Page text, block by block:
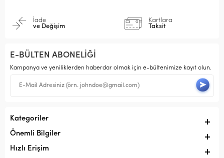
İade
ve Değişim
Kartlara
Taksit
E-BÜLTEN ABONELİĞİ
Kampanya ve yeniliklerden haberdar olmak için e-bültenimize kayıt olun.
Kategoriler
Önemli Bilgiler
Hızlı Erişim